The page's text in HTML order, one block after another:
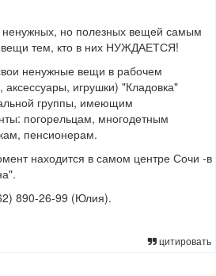
ненужных, но полезных вещей самым
тем, кто в них НУЖДАЕТСЯ!
ненужные вещи в рабочем
аксессуары, игрушки) "Кладовка"
группы, имеющим
погорельцам, многодетным
пенсионерам.
находится в самом центре Сочи -в
890-26-99 (Юлия).
цитировать